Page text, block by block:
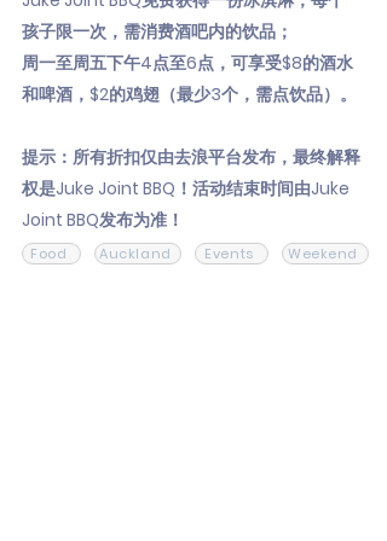
孩子限一次，需消费酒吧内的饮品；
周一至周五下午4点至6点，可享受$8的酒水
和啤酒，$2的鸡翅（最少3个，需点饮品）。
提示：所有折扣仅由去浪平台发布，最终解释
权是Juke Joint BBQ！活动结束时间由Juke
Joint BBQ发布为准！
Food Auckland Events Weekend